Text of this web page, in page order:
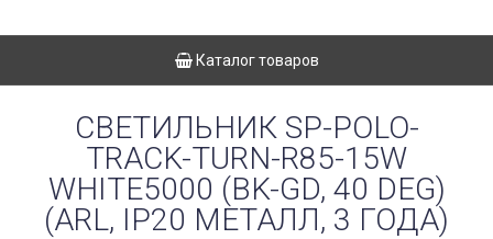
Каталог товаров
СВЕТИЛЬНИК SP-POLO-
TRACK-TURN-R85-15W
WHITE5000 (BK-GD, 40 DEG)
(ARL, IP20 МЕТАЛЛ, 3 ГОДА)